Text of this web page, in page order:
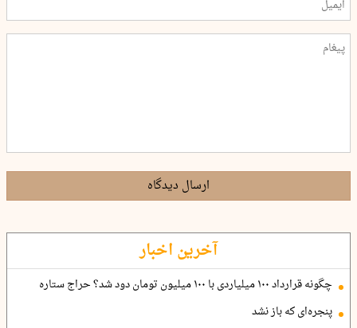
ارسال دیدگاه
آخرین اخبار
چگونه قرارداد ۱۰۰ میلیاردی با ۱۰۰ میلیون تومان دود شد؟ حراج ستاره
پنجره‌ای که باز نشد